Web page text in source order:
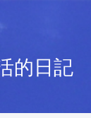
的日記